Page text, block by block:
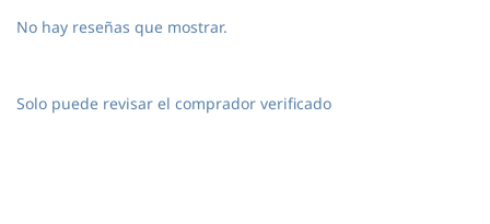
No hay reseñas que mostrar.
Solo puede revisar el comprador verificado